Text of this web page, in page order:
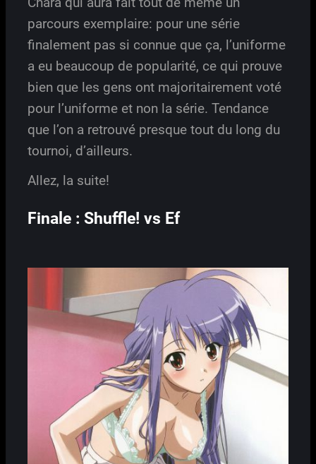
parcours exemplaire: pour une série
finalement pas si connue que ça, l’uniforme
a eu beaucoup de popularité, ce qui prouve
bien que les gens ont majoritairement voté
pour l’uniforme et non la série. Tendance
que l’on a retrouvé presque tout du long du
tournoi, d’ailleurs.
Allez, la suite!
Finale : Shuffle! vs Ef